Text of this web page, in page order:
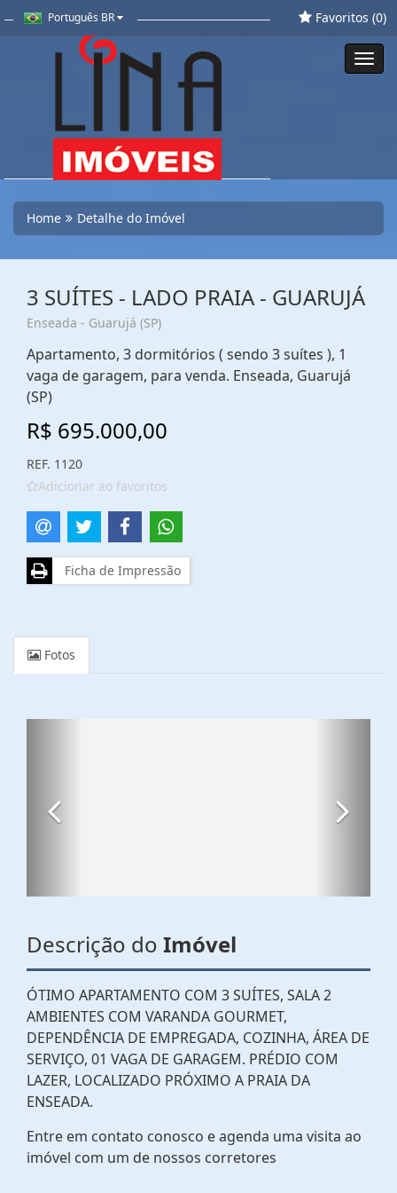
Português BR Favoritos (0)
Home Detalhe do Imóvel
3 SUÍTES - LADO PRAIA - GUARUJÁ
Enseada - Guarujá (SP)
Apartamento, 3 dormitórios ( sendo 3 suítes ), 1
vaga de garagem, para venda. Enseada, Guarujá
(SP)
R$ 695.000,00
REF. 1120
Adicionar ao favoritos
Ficha de Impressão
Fotos
Descrição do Imóvel
ÓTIMO APARTAMENTO COM 3 SUÍTES, SALA 2
AMBIENTES COM VARANDA GOURMET,
DEPENDÊNCIA DE EMPREGADA, COZINHA, ÁREA DE
SERVIÇO, 01 VAGA DE GARAGEM. PRÉDIO COM
LAZER, LOCALIZADO PRÓXIMO A PRAIA DA
ENSEADA.
Entre em contato conosco e agenda uma visita ao
imóvel com um de nossos corretores